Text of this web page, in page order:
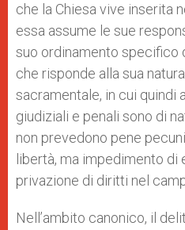
che la Chiesa vive inserita
essa assume le sue
suo ordinamento specifico
che risponde alla sua
sacramentale, in cui quindi
giudiziali e penali sono di
non prevedono pene
libertà, ma impedimento
privazione di diritti nel
Nell’ambito canonico, il